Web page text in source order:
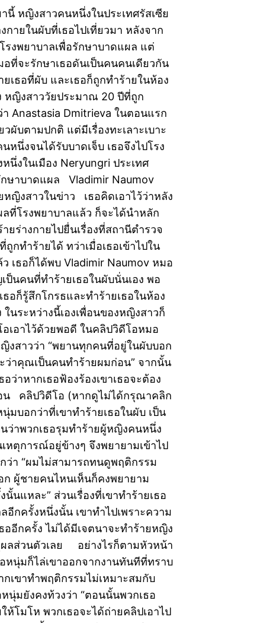
นี้ หญิงสาวคนหนึ่งในประเทศรัสเซีย
กายในผับที่เธอไปเที่ยวมา หลังจาก
รงพยาบาลเพื่อรักษาบาดแผล แต่
ที่จะรักษาเธอดันเป็นคนคนเดียวกัน
เธอที่ผับ และเธอก็ถูกทำร้ายในห้อง
หญิงสาววัยประมาณ 20 ปีที่ถูก
Anastasia Dmitrieva ในตอนแรก
วผับตามปกติ แต่มีเรื่องทะเลาะเบาะ
หนึ่งจนได้รับบาดเจ็บ เธอจึงไปโรง
นึ่งในเมือง Neryungri ประเทศ
กษาบาดแผล Vladimir Naumov
ญิงสาวในข่าว เธอคิดเอาไว้ว่าหลัง
ที่โรงพยาบาลแล้ว ก็จะได้นำหลัก
ยร่างกายไปยื่นเรื่องที่สถานีตำรวจ
ที่ถูกทำร้ายได้ ทว่าเมื่อเธอเข้าไปใน
เธอก็ได้พบ Vladimir Naumov หมอ
ป็นคนที่ทำร้ายเธอในผับนั่นเอง พอ
ธอก็รู้สึกโกรธและทำร้ายเธอในห้อง
ในระหว่างนี้เองเพื่อนของหญิงสาวก็
เอาไว้ด้วยพอดี ในคลิปวิดีโอหมอ
งสาวว่า “พยานทุกคนที่อยู่ในผับบอก
ว่าคุณเป็นคนทำร้ายผมก่อน” จากนั้น
อว่าหากเธอฟ้องร้องเขาเธอจะต้อง
น คลิปวิดีโอ (หากดูไม่ได้กรุณาคลิก
บอกว่าที่เขาทำร้ายเธอในผับ เป็น
นว่าพวกเธอรุมทำร้ายผู้หญิงคนหนึ่ง
เหตุการณ์อยู่ข้างๆ จึงพยายามเข้าไป
ว่า “ผมไม่สามารถทนดูพฤติกรรม
ก ผู้ชายคนไหนเห็นก็คงพยายาม
นั้นแหละ” ส่วนเรื่องที่เขาทำร้ายเธอ
อีกครั้งหนึ่งนั้น เขาทำไปเพราะความ
ออีกครั้ง ไม่ได้มีเจตนาจะทำร้ายหญิง
ผลส่วนตัวเลย อย่างไรก็ตามหัวหน้า
หนุ่มก็ไล่เขาออกจากงานทันทีที่ทราบ
กเขาทำพฤติกรรมไม่เหมาะสมกับ
นุ่มยังคงท้วงว่า “ตอนนั้นพวกเธอ
ห้โมโห พวกเธอจะได้ถ่ายคลิปเอาไป